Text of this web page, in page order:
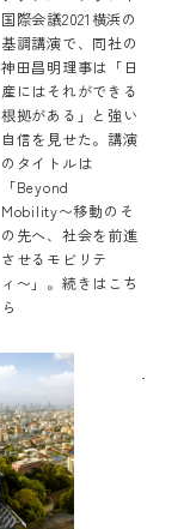
国際会議2021横浜の
基調講演で、同社の
神田昌明理事は「日
産にはそれができる
根拠がある」と強い
自信を見せた。講演
のタイトルは
「Beyond
Mobility〜移動のそ
の先へ、社会を前進
させるモビリテ
ィ〜」。 続きはこち
ら